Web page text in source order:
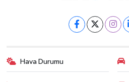
Hava Durumu